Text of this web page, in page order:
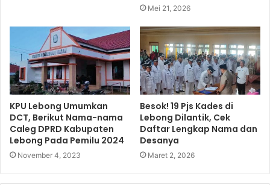
Mei 21, 2026
KPU Lebong Umumkan
DCT, Berikut Nama-nama
Caleg DPRD Kabupaten
Lebong Pada Pemilu 2024
November 4, 2023
Besok! 19 Pjs Kades di
Lebong Dilantik, Cek
Daftar Lengkap Nama dan
Desanya
Maret 2, 2026